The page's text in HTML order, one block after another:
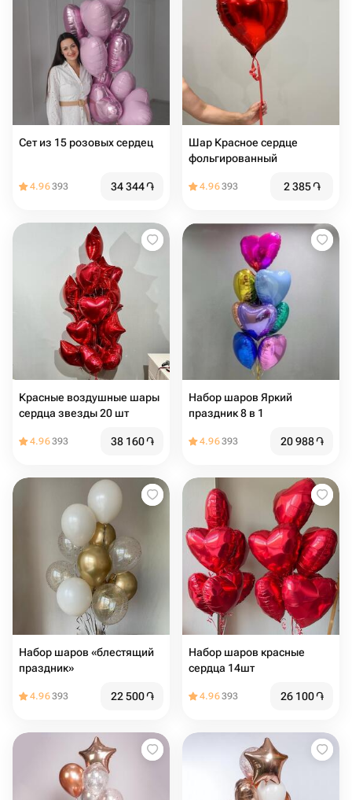
Сет из 15 розовых сердец
4.96393 34 344֏
Шар Красное сердце
фольгированный
4.96393 2 385֏
Красные воздушные шары
сердца звезды 20 шт
4.96393 38 160֏
Набор шаров Яркий
праздник 8 в 1
4.96393 20 988֏
Набор шаров «блестящий
праздник»
4.96393 22 500֏
Набор шаров красные
сердца 14шт
4.96393 26 100֏